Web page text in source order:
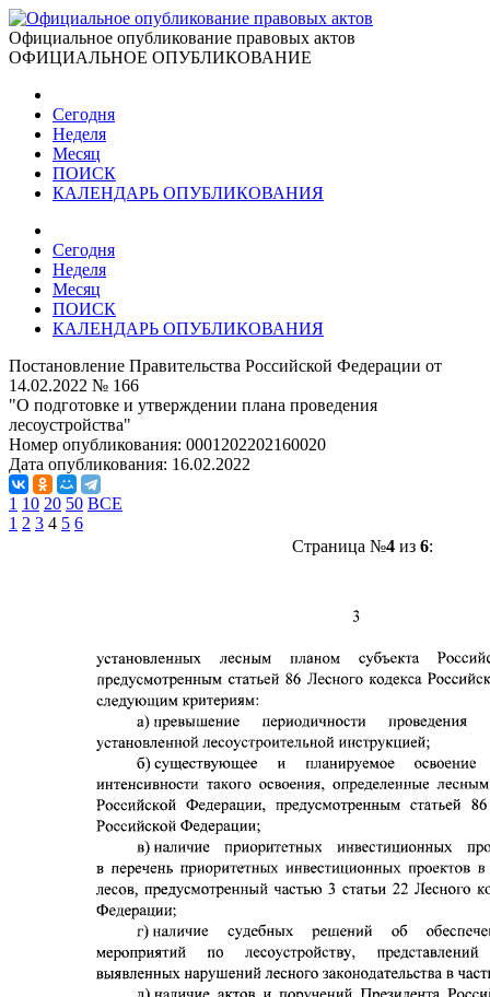
Официальное опубликование правовых актов
ОФИЦИАЛЬНОЕ ОПУБЛИКОВАНИЕ
Сегодня
Неделя
Месяц
ПОИСК
КАЛЕНДАРЬ ОПУБЛИКОВАНИЯ
Сегодня
Неделя
Месяц
ПОИСК
КАЛЕНДАРЬ ОПУБЛИКОВАНИЯ
Постановление Правительства Российской Федерации от
14.02.2022 № 166
"О подготовке и утверждении плана проведения
лесоустройства"
Номер опубликования: 0001202202160020
Дата опубликования: 16.02.2022
1 10 20 50 ВСЕ
1 2 3 4 5 6
Страница №4из 6: